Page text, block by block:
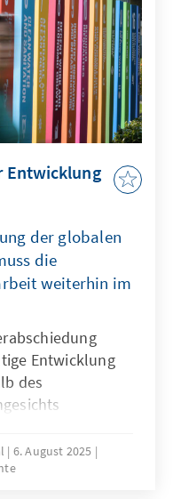
ihrer
bei
obwohl ein
nüchterne
ungelöst,
angegangen
Entwicklung
der globalen
die
weiterhin im
Entwicklung
des
in den
6. August 2025